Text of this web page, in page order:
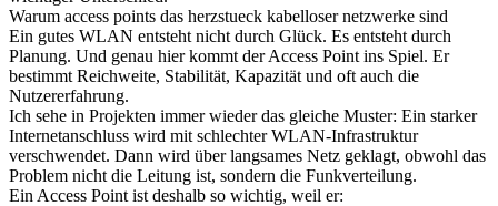
Warum access points das herzstueck kabelloser netzwerke sind
Ein gutes WLAN entsteht nicht durch Glück. Es entsteht durch
Planung. Und genau hier kommt der Access Point ins Spiel. Er
bestimmt Reichweite, Stabilität, Kapazität und oft auch die
Nutzererfahrung.
Ich sehe in Projekten immer wieder das gleiche Muster: Ein starker
Internetanschluss wird mit schlechter WLAN-Infrastruktur
verschwendet. Dann wird über langsames Netz geklagt, obwohl das
Problem nicht die Leitung ist, sondern die Funkverteilung.
Ein Access Point ist deshalb so wichtig, weil er: